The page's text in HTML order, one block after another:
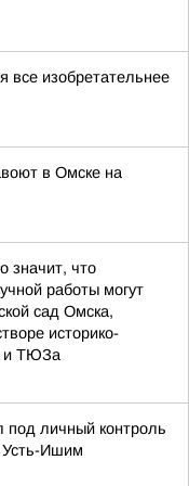
все изобретательнее
в Омске на
значит, что
работы могут
сад Омска,
историко-
и ТЮЗа
под личный контроль
Усть-Ишим